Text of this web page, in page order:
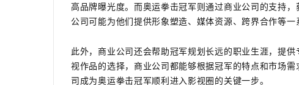
高品牌曝光度。而奥运拳击冠军则通过商业公司的支持
公司可能为他们提供形象塑造、媒体资源、跨界合作等一
此外，商业公司还会帮助冠军规划长远的职业生涯，提
视作品的选择，商业公司都能够根据冠军的特点和市场
司成为奥运拳击冠军顺利进入影视圈的关键一步。